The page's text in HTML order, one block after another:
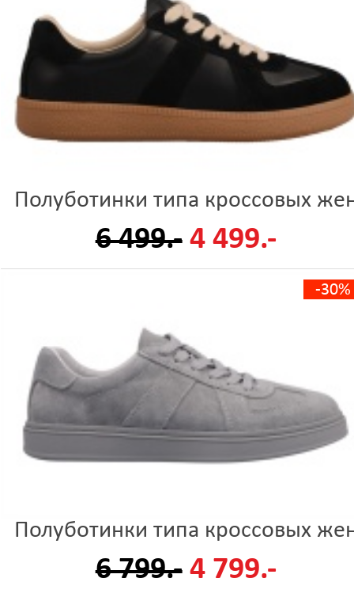
Полуботинки типа кроссовых
6 499.- 4 499.-
-30%
Полуботинки типа кроссовых
6 799.- 4 799.-